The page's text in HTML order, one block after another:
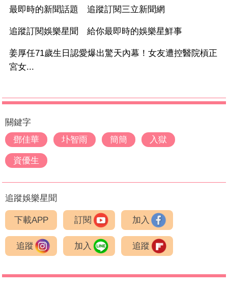
最即時的新聞話題 追蹤訂閱三立新聞網
追蹤訂閱娛樂星聞 給你最即時的娛樂星鮮事
姜厚任71歲生日認愛爆出驚天內幕！女友遭控醫院槓正
宮女...
關鍵字
鄧佳華
圤智雨 簡簡 入獄
資優生
追蹤娛樂星聞
下載APP 訂閱 加入
追蹤 加入 追蹤